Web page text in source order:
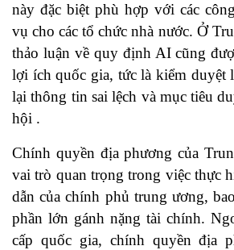
này đặc biệt phù hợp với các
vụ cho các tổ chức nhà nước. Ở
thảo luận về quy định AI cũng
lợi ích quốc gia, tức là kiểm duyệt
lại thông tin sai lệch và mục tiêu
hội .
Chính quyền địa phương của
vai trò quan trọng trong việc thực
dẫn của chính phủ trung ương,
phần lớn gánh nặng tài chính.
cấp quốc gia, chính quyền địa